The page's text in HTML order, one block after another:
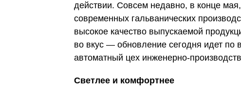
действии. Совсем недавно, в конце
современных гальванических
высокое качество выпускаемой
во вкус — обновление сегодня идет
автоматный цех инженерно-
Светлее и комфортнее